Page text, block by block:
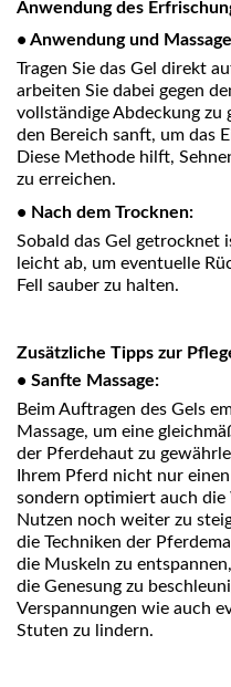
Anwendung des
•Anwendung und
Tragen Sie das Gel direkt
arbeiten Sie dabei gegen
vollständige Abdeckung zu
den Bereich sanft, um das
Diese Methode hilft,
zu erreichen.
• Nach dem Trocknen:
Sobald das Gel getrocknet
leicht ab, um eventuelle
Fell sauber zu halten.
Zusätzliche Tipps zur
• Sanfte Massage:
Beim Auftragen des Gels
Massage, um eine
der Pferdehaut zu
Ihrem Pferd nicht nur
sondern optimiert auch die
Nutzen noch weiter zu
die Techniken der
die Muskeln zu
die Genesung zu
Verspannungen wie auch
Stuten zu lindern.